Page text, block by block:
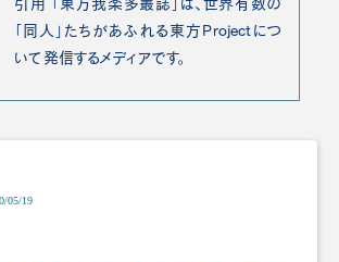
「同人」たちがあふれる東方Projectにつ
いて発信するメディアです。
05/19